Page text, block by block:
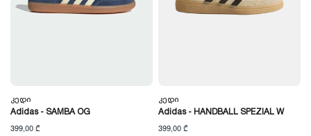
Კედი
Adidas - SAMBA OG
399,00 ₾
Კედი
Adidas - HANDBALL SPEZIAL W
399,00 ₾